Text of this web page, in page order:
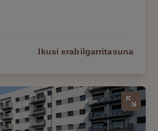
Ikusi erabilgarritasuna